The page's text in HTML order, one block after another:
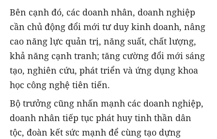
Bên cạnh đó, các doanh nhân, doanh nghiệp
cần chủ động đổi mới tư duy kinh doanh, nâng
cao năng lực quản trị, năng suất, chất lượng,
khả năng cạnh tranh; tăng cường đổi mới sáng
tạo, nghiên cứu, phát triển và ứng dụng khoa
học công nghệ tiên tiến.
Bộ trưởng cũng nhấn mạnh các doanh nghiệp,
doanh nhân tiếp tục phát huy tinh thần dân
tộc, đoàn kết sức mạnh để cùng tạo dựng